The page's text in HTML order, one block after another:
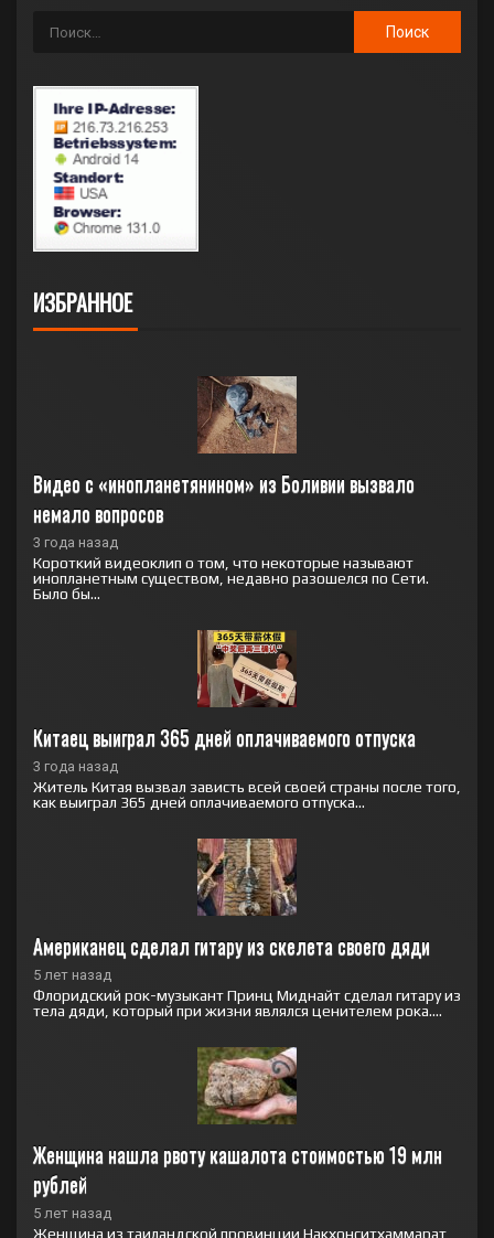
ИЗБРАННОЕ
Видео с «инопланетянином» из Боливии вызвало
немало вопросов
3 года назад
Короткий видеоклип о том, что некоторые называют
инопланетным существом, недавно разошелся по Сети.
Было бы...
Китаец выиграл 365 дней оплачиваемого отпуска
3 года назад
Житель Китая вызвал зависть всей своей страны после того,
как выиграл 365 дней оплачиваемого отпуска...
Американец сделал гитару из скелета своего дяди
5 лет назад
Флоридский рок-музыкант Принц Миднайт сделал гитару из
тела дяди, который при жизни являлся ценителем рока....
Женщина нашла рвоту кашалота стоимостью 19 млн
рублей
5 лет назад
Женщина из таиландской провинции Накхонситхаммарат